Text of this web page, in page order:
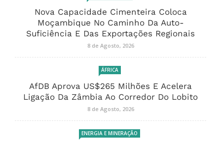
Nova Capacidade Cimenteira Coloca
Moçambique No Caminho Da Auto-
Suficiência E Das Exportações Regionais
8 de Agosto, 2026
ÁFRICA
AfDB Aprova US$265 Milhões E Acelera
Ligação Da Zâmbia Ao Corredor Do Lobito
8 de Agosto, 2026
ENERGIA E MINERAÇÃO